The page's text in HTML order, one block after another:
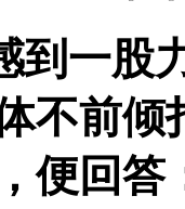
一股
不前倾
便回答